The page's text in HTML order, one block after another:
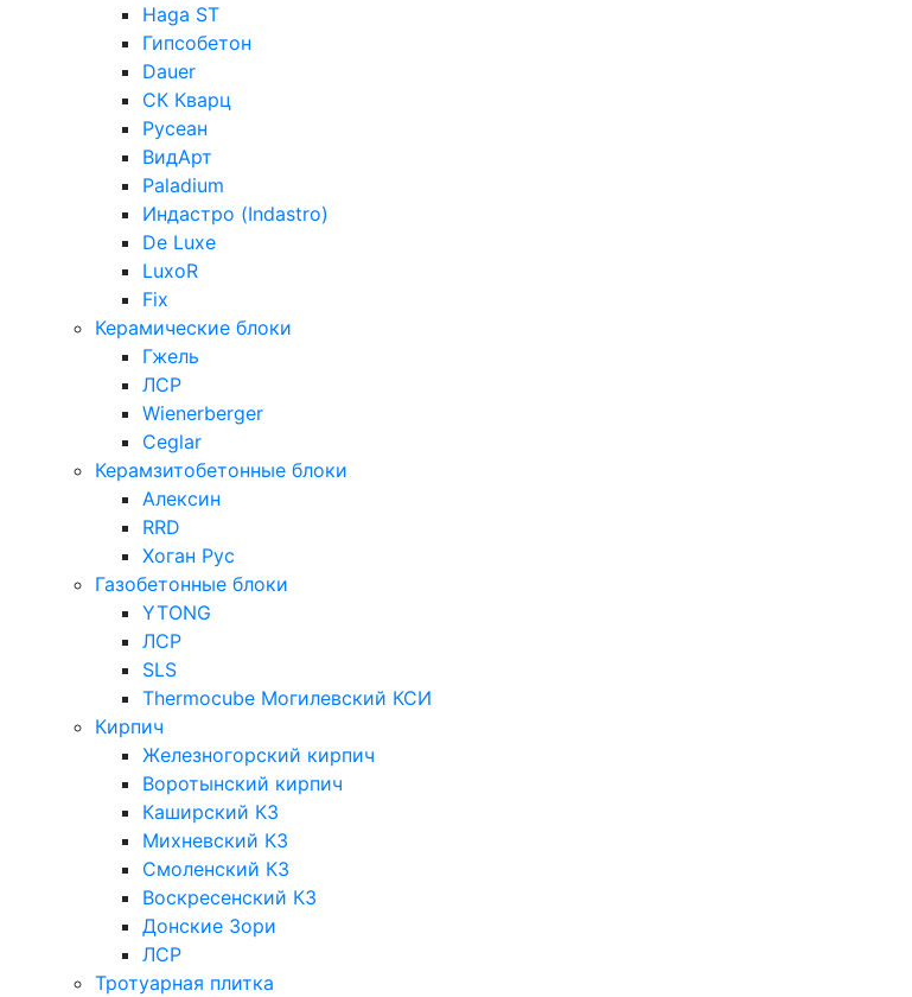
Haga ST
Гипсобетон
Dauer
СК Кварц
Русеан
ВидАрт
Paladium
Индастро (Indastro)
De Luxe
LuxoR
Fix
Керамические блоки
Гжель
ЛСР
Wienerberger
Ceglar
Керамзитобетонные блоки
Алексин
RRD
Хоган Рус
Газобетонные блоки
YTONG
ЛСР
SLS
Thermocube Могилевский КСИ
Кирпич
Железногорский кирпич
Воротынский кирпич
Каширский КЗ
Михневский КЗ
Смоленский КЗ
Воскресенский КЗ
Донские Зори
ЛСР
Тротуарная плитка